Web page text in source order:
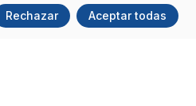
Rechazar Aceptar todas